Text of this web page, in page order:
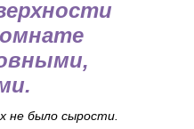
не было сырости.